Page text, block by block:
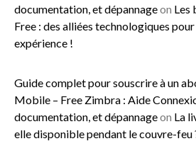
documentation, et dépannageon Les
Free : des alliées technologiques
expérience !
Guide complet pour souscrire à un
Mobile – Free Zimbra : Aide
documentation, et dépannageon La
elle disponible pendant le couvre-feu